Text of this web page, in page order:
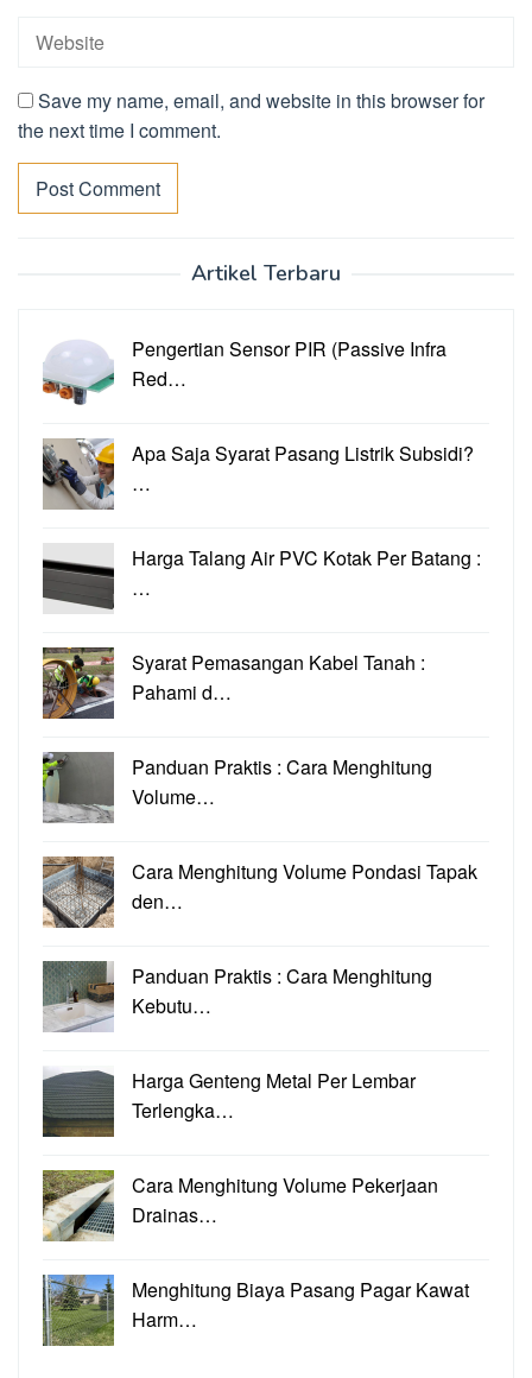
Save my name, email, and website in this browser for
the next time I comment.
Artikel Terbaru
Pengertian Sensor PIR (Passive Infra
Red…
Apa Saja Syarat Pasang Listrik Subsidi?
…
Harga Talang Air PVC Kotak Per Batang :
…
Syarat Pemasangan Kabel Tanah :
Pahami d…
Panduan Praktis : Cara Menghitung
Volume…
Cara Menghitung Volume Pondasi Tapak
den…
Panduan Praktis : Cara Menghitung
Kebutu…
Harga Genteng Metal Per Lembar
Terlengka…
Cara Menghitung Volume Pekerjaan
Drainas…
Menghitung Biaya Pasang Pagar Kawat
Harm…